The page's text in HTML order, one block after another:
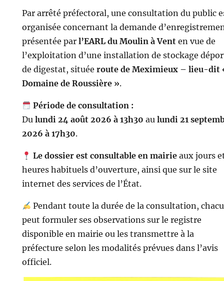
Par arrêté préfectoral, une consultation du public
organisée concernant la demande
présentée par l’EARL du Moulin à Venten vue de
l’exploitation d’une installation de stockage
de digestat, située route de Meximieux – lieu-dit
Domaine de Roussière ».
Période de consultation :
Du lundi 24 août 2026 à 13h30 au lundi 21
2026 à 17h30.
Le dossier est consultable en mairie aux jours
heures habituels d’ouverture, ainsi que sur le site
internet des services de l’État.
Pendant toute la durée de la consultation,
peut formuler ses observations sur le registre
disponible en mairie ou les transmettre à la
préfecture selon les modalités prévues dans l’avis
officiel.